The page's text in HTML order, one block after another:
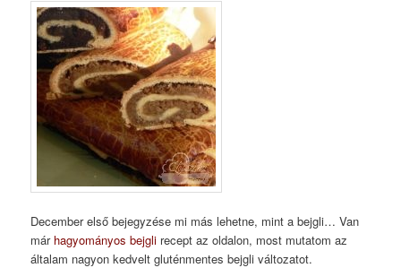
December első bejegyzése mi más lehetne, mint a bejgli… Van
már hagyományos bejgli recept az oldalon, most mutatom az
általam nagyon kedvelt gluténmentes bejgli változatot.